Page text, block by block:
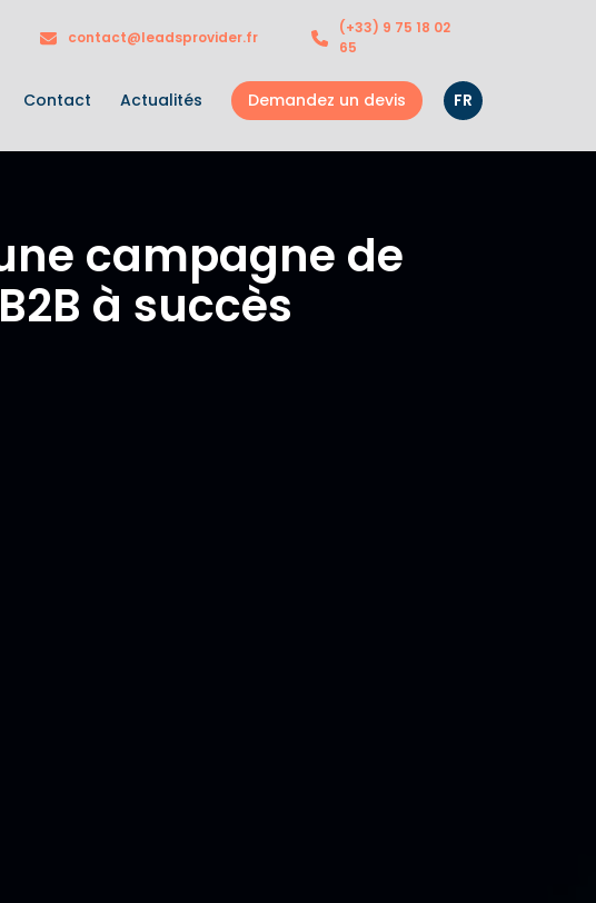
contact@leadsprovider.fr
(+33) 9 75 18 02
65
Contact Actualités Demandez un devis FR
campagne de
à succès